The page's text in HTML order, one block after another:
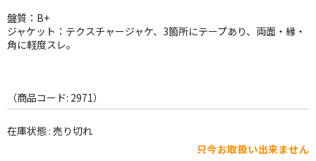
ROCK
FOLK,SSW
その他
7INC
盤質：B+
ジャケット：テクスチャージャケ、3箇所にテープあり、両面・縁・
角に軽度スレ。
（商品コード: 2971）
在庫状態 : 売り切れ
只今お取扱い出来ません